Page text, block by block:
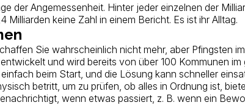
der Angemessenheit. Hinter jeder einzelnen der
keine Zahl in einem Bericht. Es ist ihr Alltag.
Sie wahrscheinlich nicht mehr, aber Pfingsten
und wird bereits von über 100 Kommunen
beim Start, und die Lösung kann schneller
betritt, um zu prüfen, ob alles in Ordnung ist,
wenn etwas passiert, z. B. wenn ein